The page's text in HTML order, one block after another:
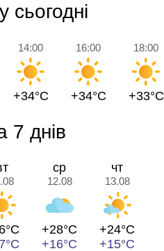
сьогодні
14:00
+34°C
16:00
+34°C
18:00
+33°C
7 днів
ср
12.08
+28°C
+16°C
чт
13.08
+24°C
+15°C